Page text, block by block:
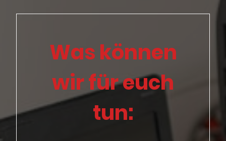
Was können
wir für euch
tun: